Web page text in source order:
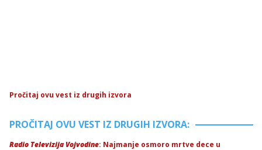
Pročitaj ovu vest iz drugih izvora
PROČITAJ OVU VEST IZ DRUGIH IZVORA:
Radio Televizija Vojvodine: Najmanje osmoro mrtve dece u